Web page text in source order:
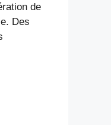
de
Des